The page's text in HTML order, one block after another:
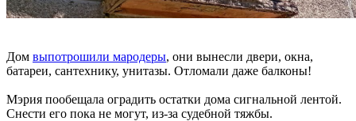
Дом выпотрошили мародеры, они вынесли двери, окна,
батареи, сантехнику, унитазы. Отломали даже балконы!
Мэрия пообещала оградить остатки дома сигнальной лентой.
Снести его пока не могут, из-за судебной тяжбы.